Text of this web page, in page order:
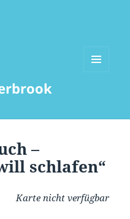
–
schlafen“
Karte nicht verfügbar